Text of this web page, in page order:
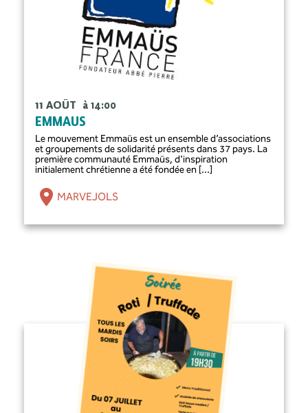
11 AOÛT à 14:00
EMMAUS
Le mouvement Emmaüs est un ensemble d’associations
et groupements de solidarité présents dans 37 pays. La
première communauté Emmaüs, d'inspiration
initialement chrétienne a été fondée en [...]
MARVEJOLS